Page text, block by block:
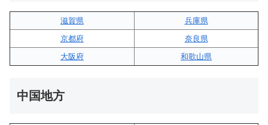
滋賀県
兵庫県
京都府
奈良県
大阪府
和歌山県
中国地方